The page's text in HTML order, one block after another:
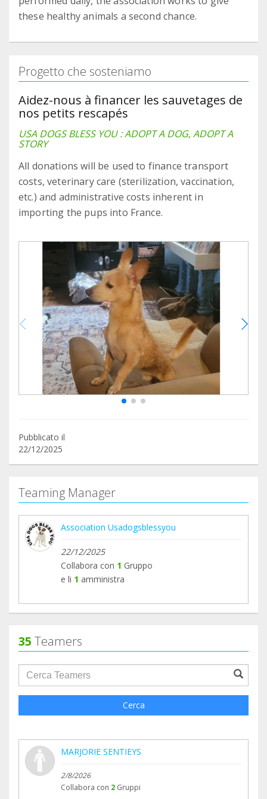
these healthy animals a second chance.
Progetto che sosteniamo
Aidez-nous à financer les sauvetages de
nos petits rescapés
USA DOGS BLESS YOU : ADOPT A DOG, ADOPT A
STORY
All donations will be used to finance transport
costs, veterinary care (sterilization, vaccination,
etc.) and administrative costs inherent in
importing the pups into France.
Pubblicato il
22/12/2025
Teaming Manager
Association Usadogsblessyou
22/12/2025
Collabora con 1 Gruppo
e li 1 amministra
35 Teamers
groupProfile.searchForm.search.text???
Cerca
MARJORIE SENTIEYS
2/8/2026
Collabora con 2 Gruppi